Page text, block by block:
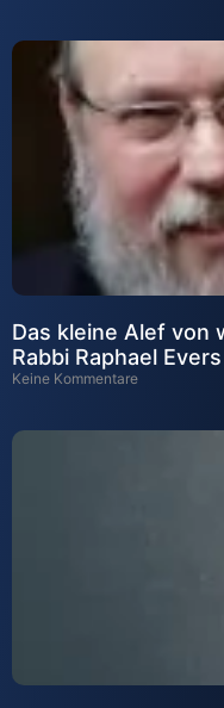
Das kleine Alef von
Rabbi Raphael Evers
Keine Kommentare